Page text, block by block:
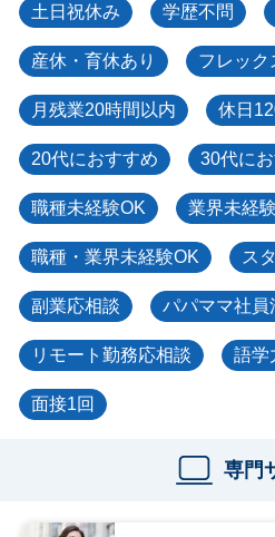
土日祝休み 学歴不問
産休・育休あり フレック
月残業20時間以内 休日
20代におすすめ 30代に
職種未経験OK 業界未経
職種・業界未経験OK ス
副業応相談 パパママ社員
リモート勤務応相談 語学
面接1回
専門